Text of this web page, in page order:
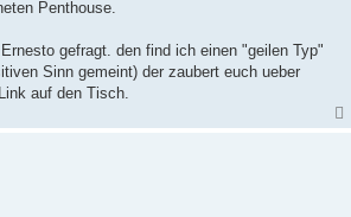
Penthouse.
gefragt. den find ich einen "geilen Typ"
Sinn gemeint) der zaubert euch ueber
auf den Tisch.